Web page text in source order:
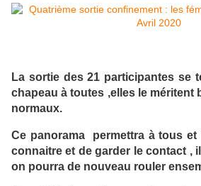
La sortie des 21 participantes se
chapeau à toutes ,elles le méritent
normaux.
Ce panorama permettra à tous
connaitre et de garder le contact ,
on pourra de nouveau rouler